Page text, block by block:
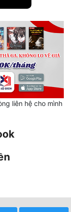
liên hệ cho mình